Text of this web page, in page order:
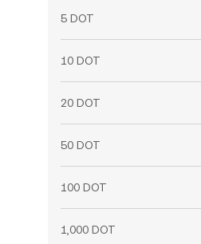
5 DOT
10 DOT
20 DOT
50 DOT
100 DOT
1,000 DOT